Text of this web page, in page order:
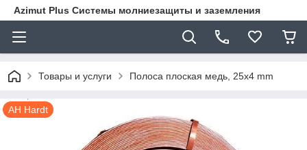
Azimut Plus Системы молниезащиты и заземления
Товары и услуги Полоса плоская медь, 25x4 mm
AH Hardt